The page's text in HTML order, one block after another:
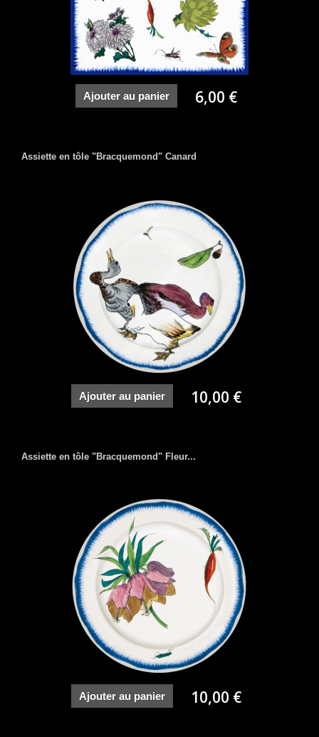
Ajouter au panier 6,00 €
Assiette en tôle "Bracquemond" Canard
Ajouter au panier 10,00 €
Assiette en tôle "Bracquemond" Fleur...
Ajouter au panier 10,00 €